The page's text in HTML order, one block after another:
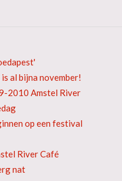
al bijna november!
2010 Amstel River
op een festival
River Café
nat